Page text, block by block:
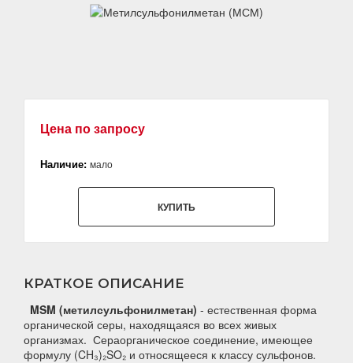
Цена по запросу
Наличие: мало
КУПИТЬ
КРАТКОЕ ОПИСАНИЕ
MSM (метилсульфонилметан) - естественная форма
органической серы, находящаяся во всех живых
организмах. Сераорганическое соединение, имеющее
формулу (CH₃)₂SO₂ и относящееся к классу сульфонов.